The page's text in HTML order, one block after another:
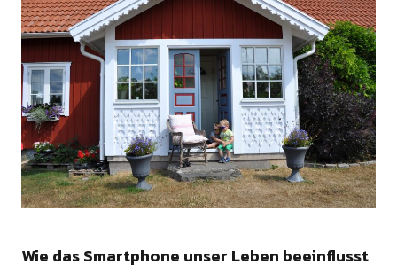
Wie das Smartphone unser Leben beeinflusst